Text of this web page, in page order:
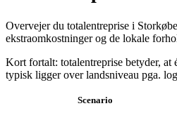
Overvejer du totalentreprise i
ekstraomkostninger og de lokale
Kort fortalt: totalentreprise betyder,
typisk ligger over landsniveau pga.
Scenario